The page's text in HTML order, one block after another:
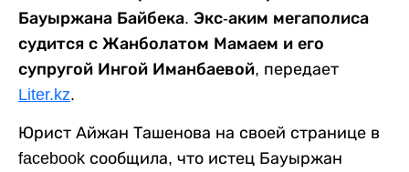
Бауыржана Байбека. Экс-аким мегаполиса
судится с Жанболатом Мамаем и его
супругой Ингой Иманбаевой, передает
Liter.kz.
Юрист Айжан Ташенова на своей странице в
facebook сообщила, что истец Бауыржан